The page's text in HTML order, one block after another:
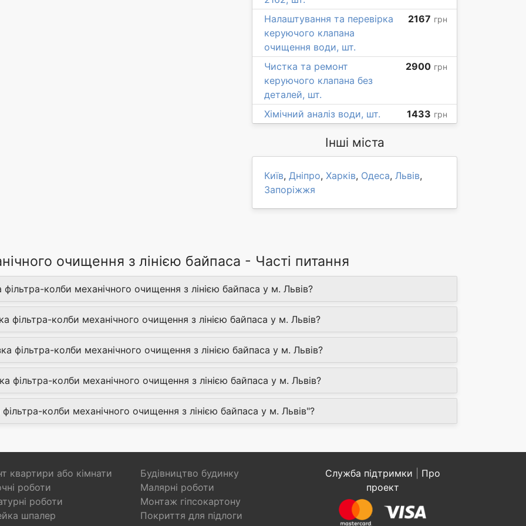
Налаштування та перевірка
керуючого клапана
очищення води, шт.
2167 грн
Чистка та ремонт
керуючого клапана без
деталей, шт.
2900 грн
Хімічний аналіз води, шт. 1433 грн
Інші міста
Київ, Дніпро, Харків, Одеса, Львів,
Запоріжжя
очищення з лінією байпаса - Часті питання
колби механічного очищення з лінією байпаса у м. Львів?
фільтра-колби механічного очищення з лінією байпаса у м. Львів?
фільтра-колби механічного очищення з лінією байпаса у м. Львів?
фільтра-колби механічного очищення з лінією байпаса у м. Львів?
колби механічного очищення з лінією байпаса у м. Львів"?
квартири або кімнати
Будівництво будинку
роботи
Малярні роботи
роботи
Монтаж гіпсокартону
шпалер
Покриття для підлоги
Служба підтримки
Про
проект